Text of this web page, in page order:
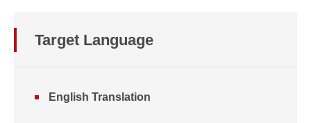
Target Language
English Translation